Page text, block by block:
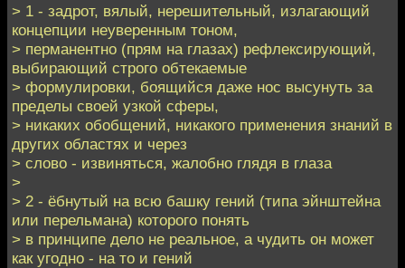
> 1 - задрот, вялый, нерешительный, излагающий
концепции неуверенным тоном,
> перманентно (прям на глазах) рефлексирующий,
выбирающий строго обтекаемые
> формулировки, боящийся даже нос высунуть за
пределы своей узкой сферы,
> никаких обобщений, никакого применения знаний в
других областях и через
> слово - извиняться, жалобно глядя в глаза
>
> 2 - ёбнутый на всю башку гений (типа эйнштейна
или перельмана) которого понять
> в принципе дело не реальное, а чудить он может
как угодно - на то и гений